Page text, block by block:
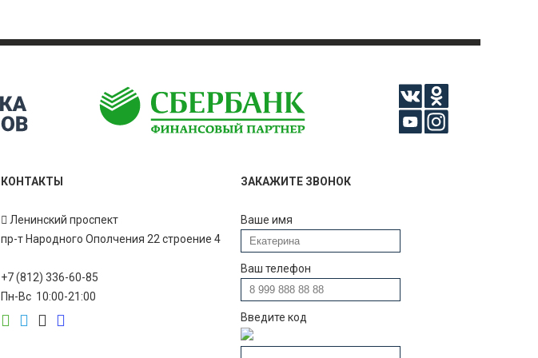
КОНТАКТЫ
Ленинский проспект
пр-т Народного Ополчения 22 строение 4
+7 (812) 336-60-85
Пн-Вс 10:00-21:00
ЗАКАЖИТЕ ЗВОНОК
Ваше имя
Ваш телефон
Введите код